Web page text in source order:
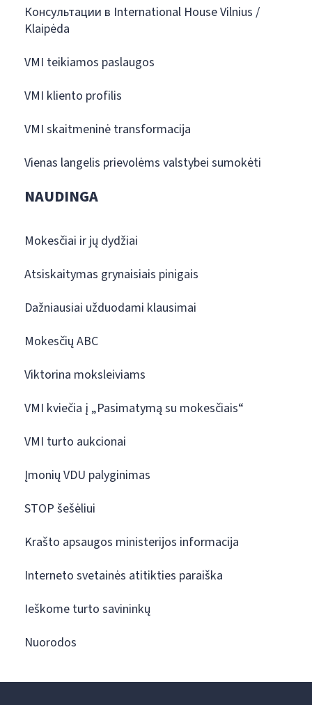
Консультации в International House Vilnius /
Klaipėda
VMI teikiamos paslaugos
VMI kliento profilis
VMI skaitmeninė transformacija
Vienas langelis prievolėms valstybei sumokėti
NAUDINGA
Mokesčiai ir jų dydžiai
Atsiskaitymas grynaisiais pinigais
Dažniausiai užduodami klausimai
Mokesčių ABC
Viktorina moksleiviams
VMI kviečia į „Pasimatymą su mokesčiais“
VMI turto aukcionai
Įmonių VDU palyginimas
STOP šešėliui
Krašto apsaugos ministerijos informacija
Interneto svetainės atitikties paraiška
Ieškome turto savininkų
Nuorodos